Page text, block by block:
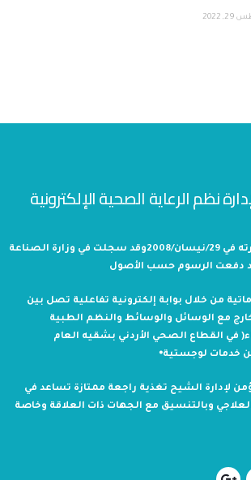
2022
نظم الرعاية الصحية الإلكترونية
تأسست بحول الله وقدرته في 29/نيسان/2008وقد سجلت في وزارة الصناعة
دفعت الرسوم حسب الأصول
من خلال بوابة إلكترونية تفاعلية تصل بين
مع الوسائل والوسائط والنظم الطبية
في القطاع الصحي الأردني بشقيه العام
خدمات لوجستية⦁
لإدارة الشيح تغذية راجعة ممتازة تساعد في
وبالتنسيق مع الجهات ذات العلاقة وخاصة